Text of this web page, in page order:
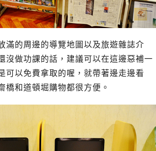
滿的周邊的導覽地圖以及旅遊雜誌介
沒做功課的話，建議可以在這邊惡補一
可以免費拿取的喔，就帶著邊走邊看
橋和道頓堀購物都很方便。